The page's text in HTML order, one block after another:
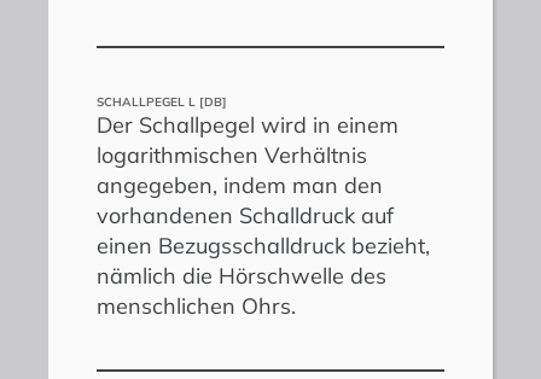
SCHALLPEGEL L [DB]
Der Schallpegel wird in einem
logarithmischen Verhältnis
angegeben, indem man den
vorhandenen Schalldruck auf
einen Bezugsschalldruck bezieht,
nämlich die Hörschwelle des
menschlichen Ohrs.